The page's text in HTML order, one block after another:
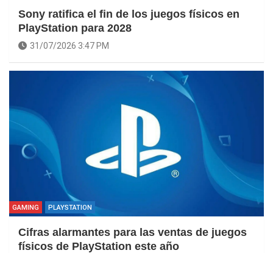
Sony ratifica el fin de los juegos físicos en
PlayStation para 2028
31/07/2026 3:47 PM
GAMING PLAYSTATION
Cifras alarmantes para las ventas de juegos
físicos de PlayStation este año